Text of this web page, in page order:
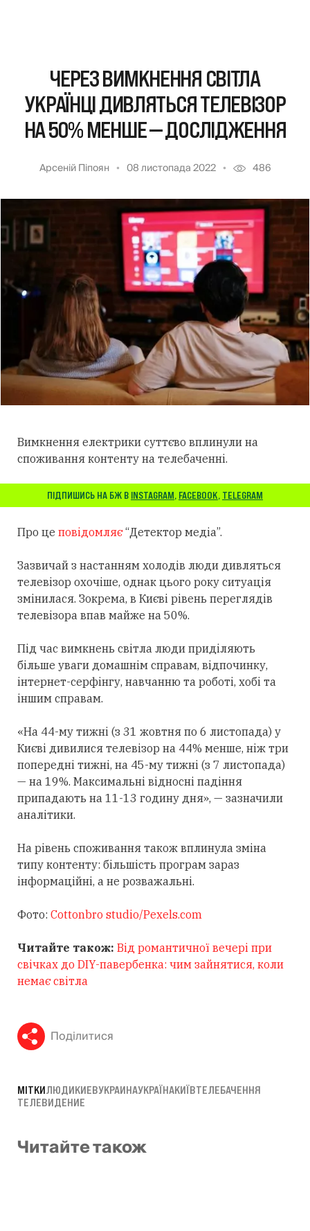
ЧЕРЕЗ ВИМКНЕННЯ СВІТЛА
УКРАЇНЦІ ДИВЛЯТЬСЯ ТЕЛЕВІЗОР
НА 50% МЕНШЕ — ДОСЛІДЖЕННЯ
Арсеній Піпоян 08 листопада 2022 486
Вимкнення електрики суттєво вплинули на
споживання контенту на телебаченні.
ПІДПИШИСЬ НА БЖ В INSTAGRAM, FACEBOOK, TELEGRAM
Про це повідомляє“Детектор медіа”.
Зазвичай з настанням холодів люди дивляться
телевізор охочіше, однак цього року ситуація
змінилася. Зокрема, в Києві рівень переглядів
телевізора впав майже на 50%.
Під час вимкнень світла люди приділяють
більше уваги домашнім справам, відпочинку,
інтернет-серфінгу, навчанню та роботі, хобі та
іншим справам.
«На 44-му тижні (з 31 жовтня по 6 листопада) у
Києві дивилися телевізор на 44% менше, ніж три
попередні тижні, на 45-му тижні (з 7 листопада)
— на 19%. Максимальні відносні падіння
припадають на 11-13 годину дня», — зазначили
аналітики.
На рівень споживання також вплинула зміна
типу контенту: більшість програм зараз
інформаційні, а не розважальні.
Фото: Cottonbro studio/Pexels.com
Читайте також: Від романтичної вечері при
свічках до DIY-павербенка: чим зайнятися, коли
немає світла
Поділитися
МІТКИЛЮДИКИЕВУКРАИНАУКРАЇНАКИЇВТЕЛЕБАЧЕННЯ
ТЕЛЕВИДЕНИЕ
Читайте також